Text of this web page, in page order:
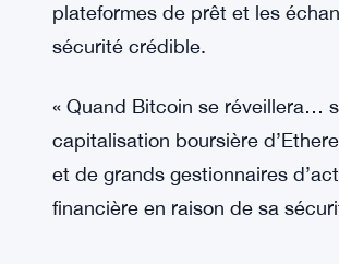
Hoskinson a également
domination d’Ethereum. La
sur Bitcoin. Il a qualifié la DeFi
de milliards de dollars de